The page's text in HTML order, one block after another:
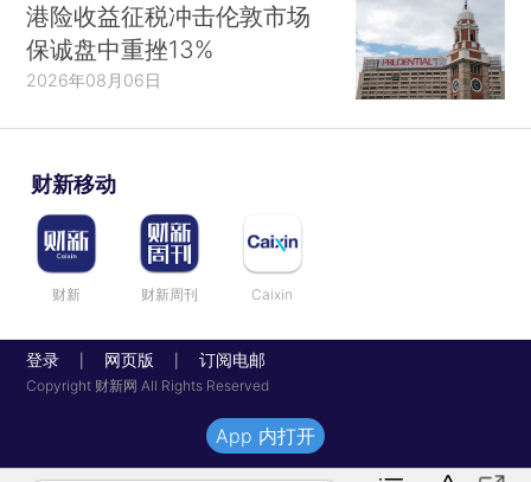
港险收益征税冲击伦敦市场
保诚盘中重挫13%
2026年08月06日
财新移动
财新 财新周刊 Caixin
登录 网页版 订阅电邮
Copyright 财新网 All Rights Reserved
App 内打开